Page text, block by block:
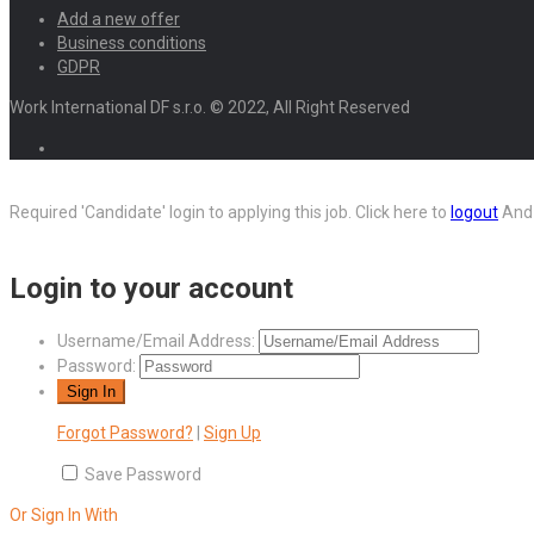
Add a new offer
Business conditions
GDPR
Work International DF s.r.o. © 2022, All Right Reserved
Required 'Candidate' login to applying this job. Click here to logout
Login to your account
Username/Email Address:
Password:
Forgot Password? Sign Up
Save Password
Or Sign In With